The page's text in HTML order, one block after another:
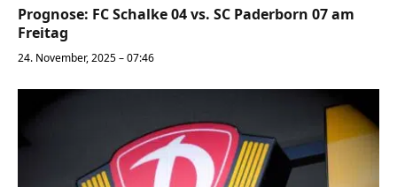
Prognose: FC Schalke 04 vs. SC Paderborn 07 am
Freitag
24. November, 2025 – 07:46